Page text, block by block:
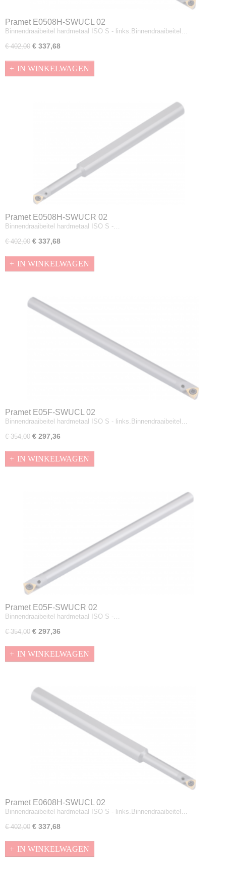
Pramet E0508H-SWUCL 02
Binnendraaibeitel hardmetaal ISO S - links.Binnendraaibeitel…
€ 402,00 € 337,68
IN WINKELWAGEN
Pramet E0508H-SWUCR 02
Binnendraaibeitel hardmetaal ISO S -…
€ 402,00 € 337,68
IN WINKELWAGEN
Pramet E05F-SWUCL 02
Binnendraaibeitel hardmetaal ISO S - links.Binnendraaibeitel…
€ 354,00 € 297,36
IN WINKELWAGEN
Pramet E05F-SWUCR 02
Binnendraaibeitel hardmetaal ISO S -…
€ 354,00 € 297,36
IN WINKELWAGEN
Pramet E0608H-SWUCL 02
Binnendraaibeitel hardmetaal ISO S - links.Binnendraaibeitel…
€ 402,00 € 337,68
IN WINKELWAGEN